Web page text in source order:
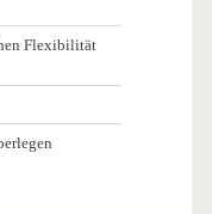
Flexibilität